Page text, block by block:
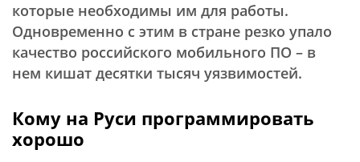
которые необходимы им для работы.
Одновременно с этим в стране резко упало
качество российского мобильного ПО – в
нем кишат десятки тысяч уязвимостей.
Кому на Руси программировать
хорошо